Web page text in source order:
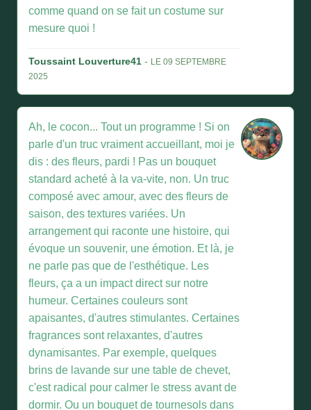
comme quand on se fait un costume sur
mesure quoi !
Toussaint Louverture41 - LE 09 SEPTEMBRE
2025
Ah, le cocon... Tout un programme ! Si on
parle d'un truc vraiment accueillant, moi je
dis : des fleurs, pardi ! Pas un bouquet
standard acheté à la va-vite, non. Un truc
composé avec amour, avec des fleurs de
saison, des textures variées. Un
arrangement qui raconte une histoire, qui
évoque un souvenir, une émotion. Et là, je
ne parle pas que de l'esthétique. Les
fleurs, ça a un impact direct sur notre
humeur. Certaines couleurs sont
apaisantes, d'autres stimulantes. Certaines
fragrances sont relaxantes, d'autres
dynamisantes. Par exemple, quelques
brins de lavande sur une table de chevet,
c'est radical pour calmer le stress avant de
dormir. Ou un bouquet de tournesols dans